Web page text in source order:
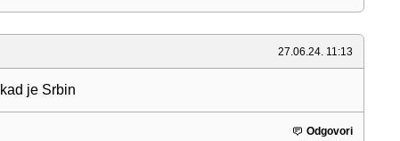
27.06.24. 11:13
je Srbin
Odgovori